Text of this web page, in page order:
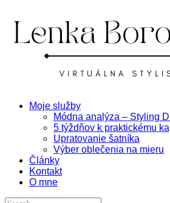
Moje služby
Módna analýza – Styling
5 týždňov k praktickému
Upratovanie šatníka
Výber oblečenia na mieru
Články
Kontakt
O mne